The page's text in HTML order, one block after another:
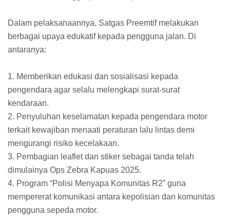
Dalam pelaksanaannya, Satgas Preemtif melakukan
berbagai upaya edukatif kepada pengguna jalan. Di
antaranya:
1. Memberikan edukasi dan sosialisasi kepada
pengendara agar selalu melengkapi surat-surat
kendaraan.
2. Penyuluhan keselamatan kepada pengendara motor
terkait kewajiban menaati peraturan lalu lintas demi
mengurangi risiko kecelakaan.
3. Pembagian leaflet dan stiker sebagai tanda telah
dimulainya Ops Zebra Kapuas 2025.
4. Program “Polisi Menyapa Komunitas R2” guna
mempererat komunikasi antara kepolisian dan komunitas
pengguna sepeda motor.